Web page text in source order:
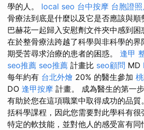
學的人。 local seo 台中按摩 台胞證
骨療法到底是什麼以及它是否應該與順
巴赫花一起歸入安慰劑文件夾中感到困
在於整骨療法跨越了科學與非科學的
期受苦尋求治療的患者的困惑。 逢甲
seo推薦 seo推薦 計畫比 seo顧問 MD
每年約有 台北外燴 20% 的醫生參加
DO 逢甲按摩 計畫。 成為醫生的第一
有助於您在這項職業中取得成功的品
括科學課程，因此您需要對此學科有
特定的軟技能，並對他人的感受富有同